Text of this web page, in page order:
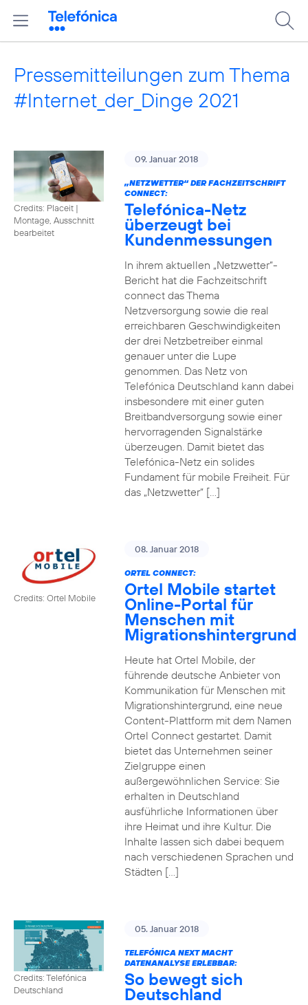
Pressemitteilungen zum Thema
#Internet_der_Dinge 2021
Credits: Placeit |
Montage, Ausschnitt
bearbeitet
09. Januar 2018
„NETZWETTER“ DER FACHZEITSCHRIFT
CONNECT:
Telefónica-Netz
überzeugt bei
Kundenmessungen
In ihrem aktuellen „Netzwetter“-
Bericht hat die Fachzeitschrift
connect das Thema
Netzversorgung sowie die real
erreichbaren Geschwindigkeiten
der drei Netzbetreiber einmal
genauer unter die Lupe
genommen. Das Netz von
Telefónica Deutschland kann dabei
insbesondere mit einer guten
Breitbandversorgung sowie einer
hervorragenden Signalstärke
überzeugen. Damit bietet das
Telefónica-Netz ein solides
Fundament für mobile Freiheit. Für
das „Netzwetter“ […]
Credits: Ortel Mobile
08. Januar 2018
ORTEL CONNECT:
Ortel Mobile startet
Online-Portal für
Menschen mit
Migrationshintergrund
Heute hat Ortel Mobile, der
führende deutsche Anbieter von
Kommunikation für Menschen mit
Migrationshintergrund, eine neue
Content-Plattform mit dem Namen
Ortel Connect gestartet. Damit
bietet das Unternehmen seiner
Zielgruppe einen
außergewöhnlichen Service: Sie
erhalten in Deutschland
ausführliche Informationen über
ihre Heimat und ihre Kultur. Die
Inhalte lassen sich dabei bequem
nach verschiedenen Sprachen und
Städten […]
Credits: Telefónica
Deutschland
05. Januar 2018
TELEFÓNICA NEXT MACHT
DATENANALYSE ERLEBBAR:
So bewegt sich
Deutschland